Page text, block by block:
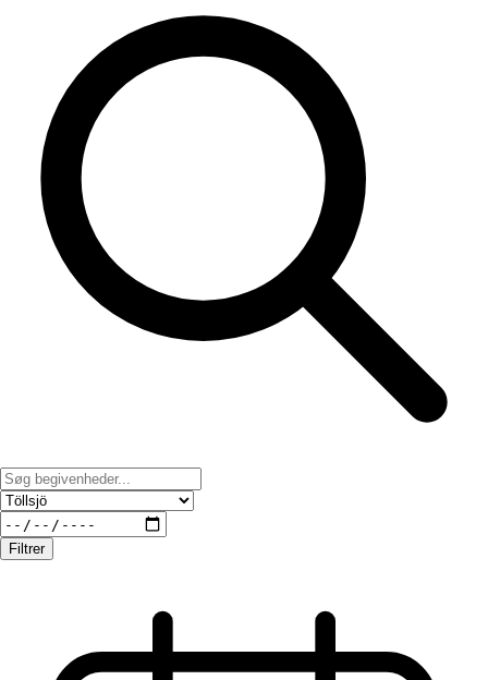
Filtrer